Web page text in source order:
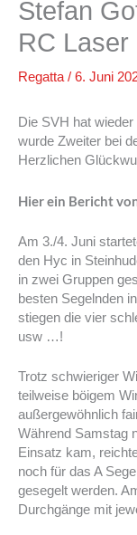
Stefan
RC Laser
Regatta / 6. Juni
Die SVH hat
wurde Zweiter bei
Herzlichen
Hier ein Bericht
Am 3./4. Juni
den Hyc in
in zwei Gruppen
besten Segelnden
stiegen die vier
usw …!
Trotz schwieriger
teilweise böigem
außergewöhnlich
Während Samstag
Einsatz kam,
noch für das A
gesegelt werden.
Durchgänge mit